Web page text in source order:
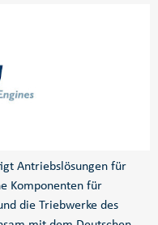
Antriebslösungen für
Komponenten für
die Triebwerke des